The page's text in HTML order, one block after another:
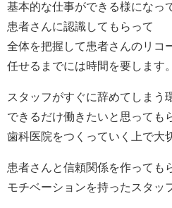
基本的な仕事ができる様になっ
患者さんに認識してもらって
全体を把握して患者さんのリコ
任せるまでには時間を要します。
スタッフがすぐに辞めてしまう
できるだけ働きたいと思っても
歯科医院をつくっていく上で大
患者さんと信頼関係を作っても
モチベーションを持ったスタッ